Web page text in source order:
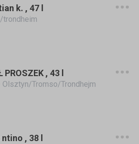
k. , 47 l
trondheim
PROSZEK , 43 l
Olsztyn/Tromso/Trondhejm
, 38 l